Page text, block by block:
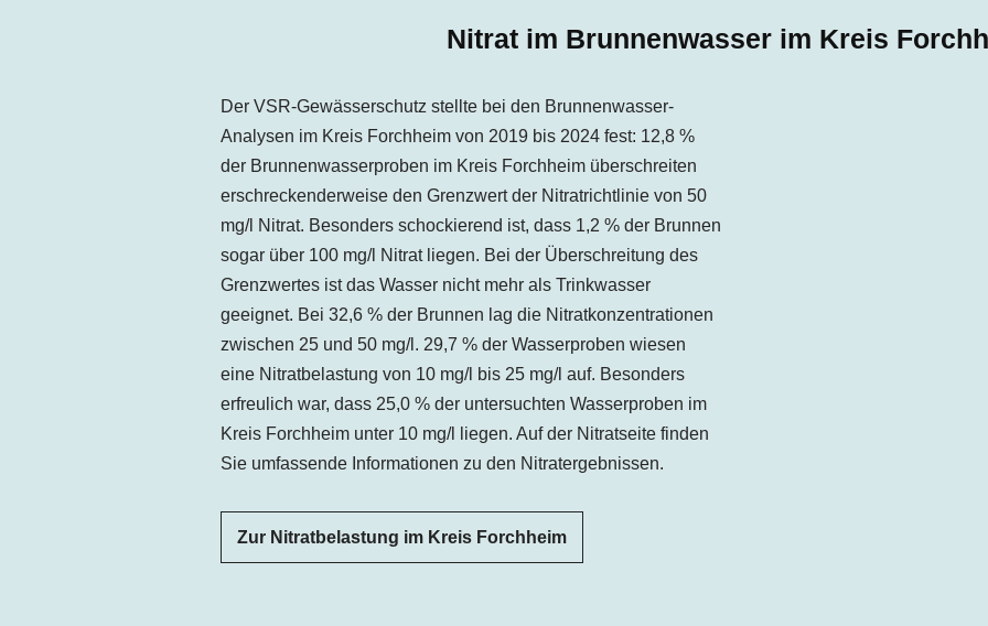
Nitrat im Brunnenwasser im Kreis
Der VSR-Gewässerschutz stellte bei den Brunnenwasser-
Analysen im Kreis Forchheim von 2019 bis 2024 fest: 12,8 %
der Brunnenwasserproben im Kreis Forchheim überschreiten
erschreckenderweise den Grenzwert der Nitratrichtlinie von 50
mg/l Nitrat. Besonders schockierend ist, dass 1,2 % der Brunnen
sogar über 100 mg/l Nitrat liegen. Bei der Überschreitung des
Grenzwertes ist das Wasser nicht mehr als Trinkwasser
geeignet. Bei 32,6 % der Brunnen lag die Nitratkonzentrationen
zwischen 25 und 50 mg/l. 29,7 % der Wasserproben wiesen
eine Nitratbelastung von 10 mg/l bis 25 mg/l auf. Besonders
erfreulich war, dass 25,0 % der untersuchten Wasserproben im
Kreis Forchheim unter 10 mg/l liegen. Auf der Nitratseite finden
Sie umfassende Informationen zu den Nitratergebnissen.
Zur Nitratbelastung im Kreis Forchheim